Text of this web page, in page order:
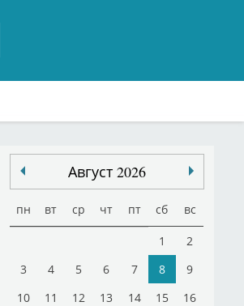
Август 2026
пн вт ср чт пт сб вс
1
2
3
4 5 6 7 8
9
10
11 12 13 14 15
16